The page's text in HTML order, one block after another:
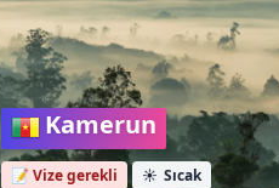
Kamerun
📝 Vize gerekli ☀️ Sıcak